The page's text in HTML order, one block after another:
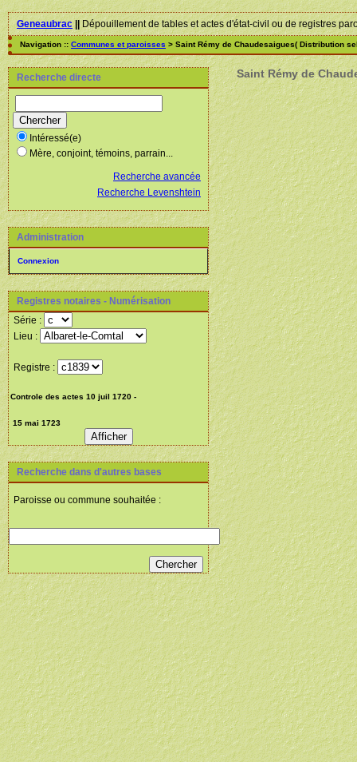
Geneaubrac||Dépouillement de tables et actes d'état-civil ou de registres
Navigation :: Communes et paroisses > Saint Rémy de Chaudesaigues( Distribution
Recherche directe
Intéressé(e)
Mère, conjoint, témoins, parrain...
Recherche avancée
Recherche Levenshtein
Administration
Connexion
Registres notaires - Numérisation
Série :
Lieu :
Registre :
Recherche dans d'autres bases
Paroisse ou commune souhaitée :
Saint Rémy de